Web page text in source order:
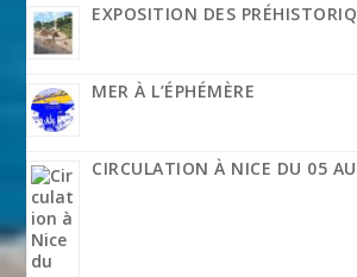
EXPOSITION DES
MER À L’ÉPHÉMÈRE
CIRCULATION À NICE DU 05